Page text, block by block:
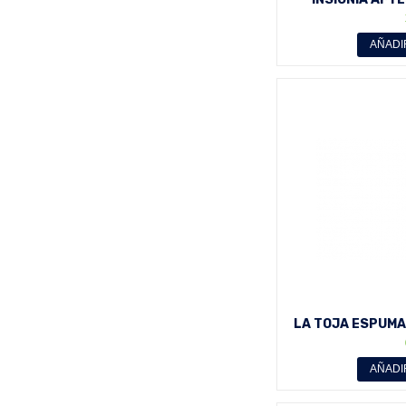
ALCOHOL
LA TOJA